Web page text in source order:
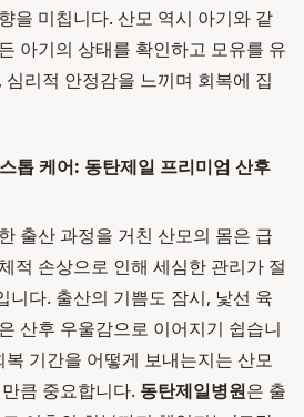
을 미칩니다. 산모 역시 아기와 같
아기의 상태를 확인하고 모유를 유
리적 안정감을 느끼며 회복에 집
톱 케어: 동탄제일 프리미엄 산후
출산 과정을 거친 산모의 몸은 급
적 손상으로 인해 세심한 관리가 절
니다. 출산의 기쁨도 잠시, 낯선 육
산후 우울감으로 이어지기 쉽습니
기간을 어떻게 보내는지는 산모
큼 중요합니다. 동탄제일병원은 출